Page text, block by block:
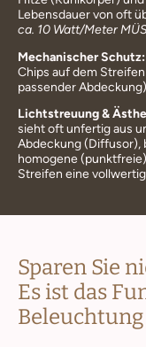
Lebensdauer von oft
ca. 10 Watt/Meter
Mechanischer Schutz:
Chips auf dem
passender
Lichtstreuung &
sieht oft unfertig aus
Abdeckung (Diffusor),
homogene
Streifen eine
Sparen Sie
Es ist das
Beleuchtung